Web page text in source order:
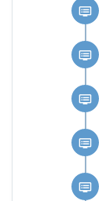
dvr
dvr
dvr
dvr
dvr